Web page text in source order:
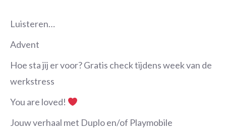
Luisteren…
Advent
Hoe sta jij er voor? Gratis check tijdens week van de
werkstress
You are loved!
Jouw verhaal met Duplo en/of Playmobile